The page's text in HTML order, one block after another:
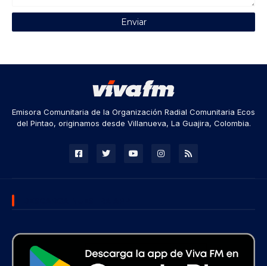
Emisora Comunitaria de la Organización Radial Comunitaria Ecos
del Pintao, originamos desde Villanueva, La Guajira, Colombia.